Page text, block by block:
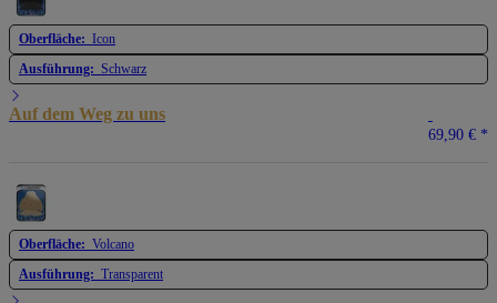
Oberfläche: Icon
Ausführung: Schwarz
Auf dem Weg zu uns
69,90 € *
Oberfläche: Volcano
Ausführung: Transparent